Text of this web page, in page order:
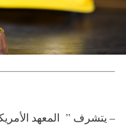
– يتشرف ” المعهد